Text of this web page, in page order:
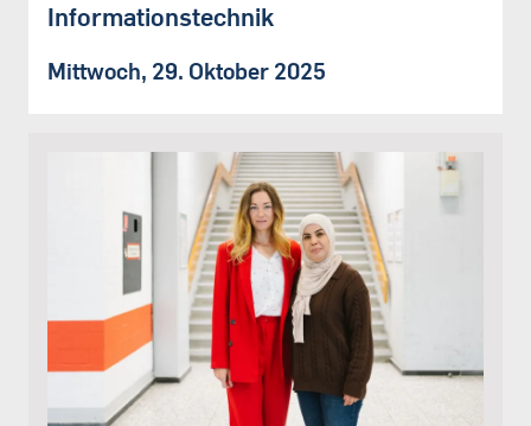
Informationstechnik
Mittwoch, 29. Oktober 2025